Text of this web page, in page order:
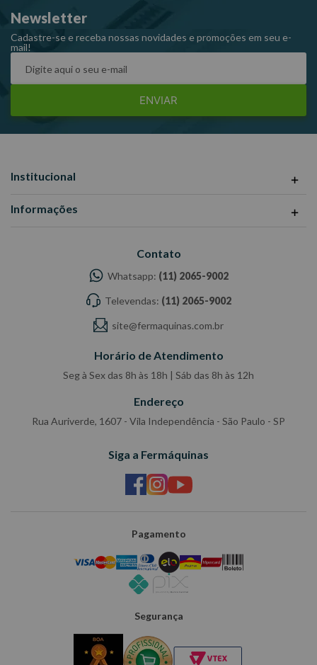
109672 - 109682
Raven 109652-12
Newsletter
Cadastre-se e receba nossas novidades e promoções em seu e-
mail!
ENVIAR
Institucional
Informações
Contato
Whatsapp: (11) 2065-9002
Televendas: (11) 2065-9002
site@fermaquinas.com.br
Horário de Atendimento
Seg à Sex das 8h às 18h | Sáb das 8h às 12h
Endereço
Rua Auriverde, 1607 - Vila Independência - São Paulo - SP
Siga a Fermáquinas
Pagamento
Segurança